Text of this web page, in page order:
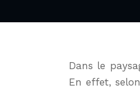
Dans le paysage numérique actuel, les backlinks demeurent des piliers fondamentaux pour un référencement naturel (SEO) solide.
En effet,